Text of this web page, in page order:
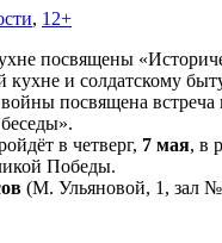
, 12+
кухне и солдатскому
посвящена встреча
в четверг, 7 мая, в
Победы.
(М. Ульяновой, 1, зал